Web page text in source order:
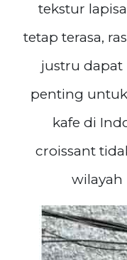
tekstur
tetap terasa,
justru dapat
penting
kafe di
croissant
wilayah